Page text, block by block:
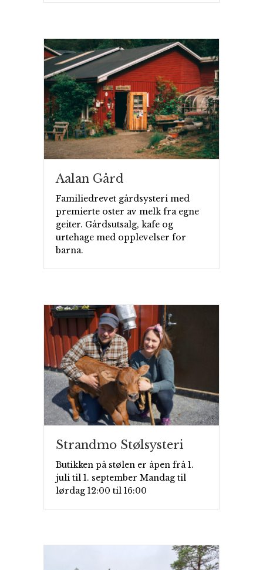
Aalan Gård
Familiedrevet gårdsysteri med
premierte oster av melk fra egne
geiter. Gårdsutsalg, kafe og
urtehage med opplevelser for
barna.
Strandmo Stølsysteri
Butikken på stølen er åpen frå 1.
juli til 1. september Mandag til
lørdag 12:00 til 16:00